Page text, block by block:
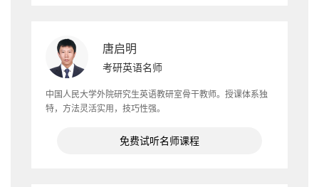
唐启明
考研英语名师
中国人民大学外院研究生英语教研室骨干教师。授课体系独
特，方法灵活实用，技巧性强。
免费试听名师课程